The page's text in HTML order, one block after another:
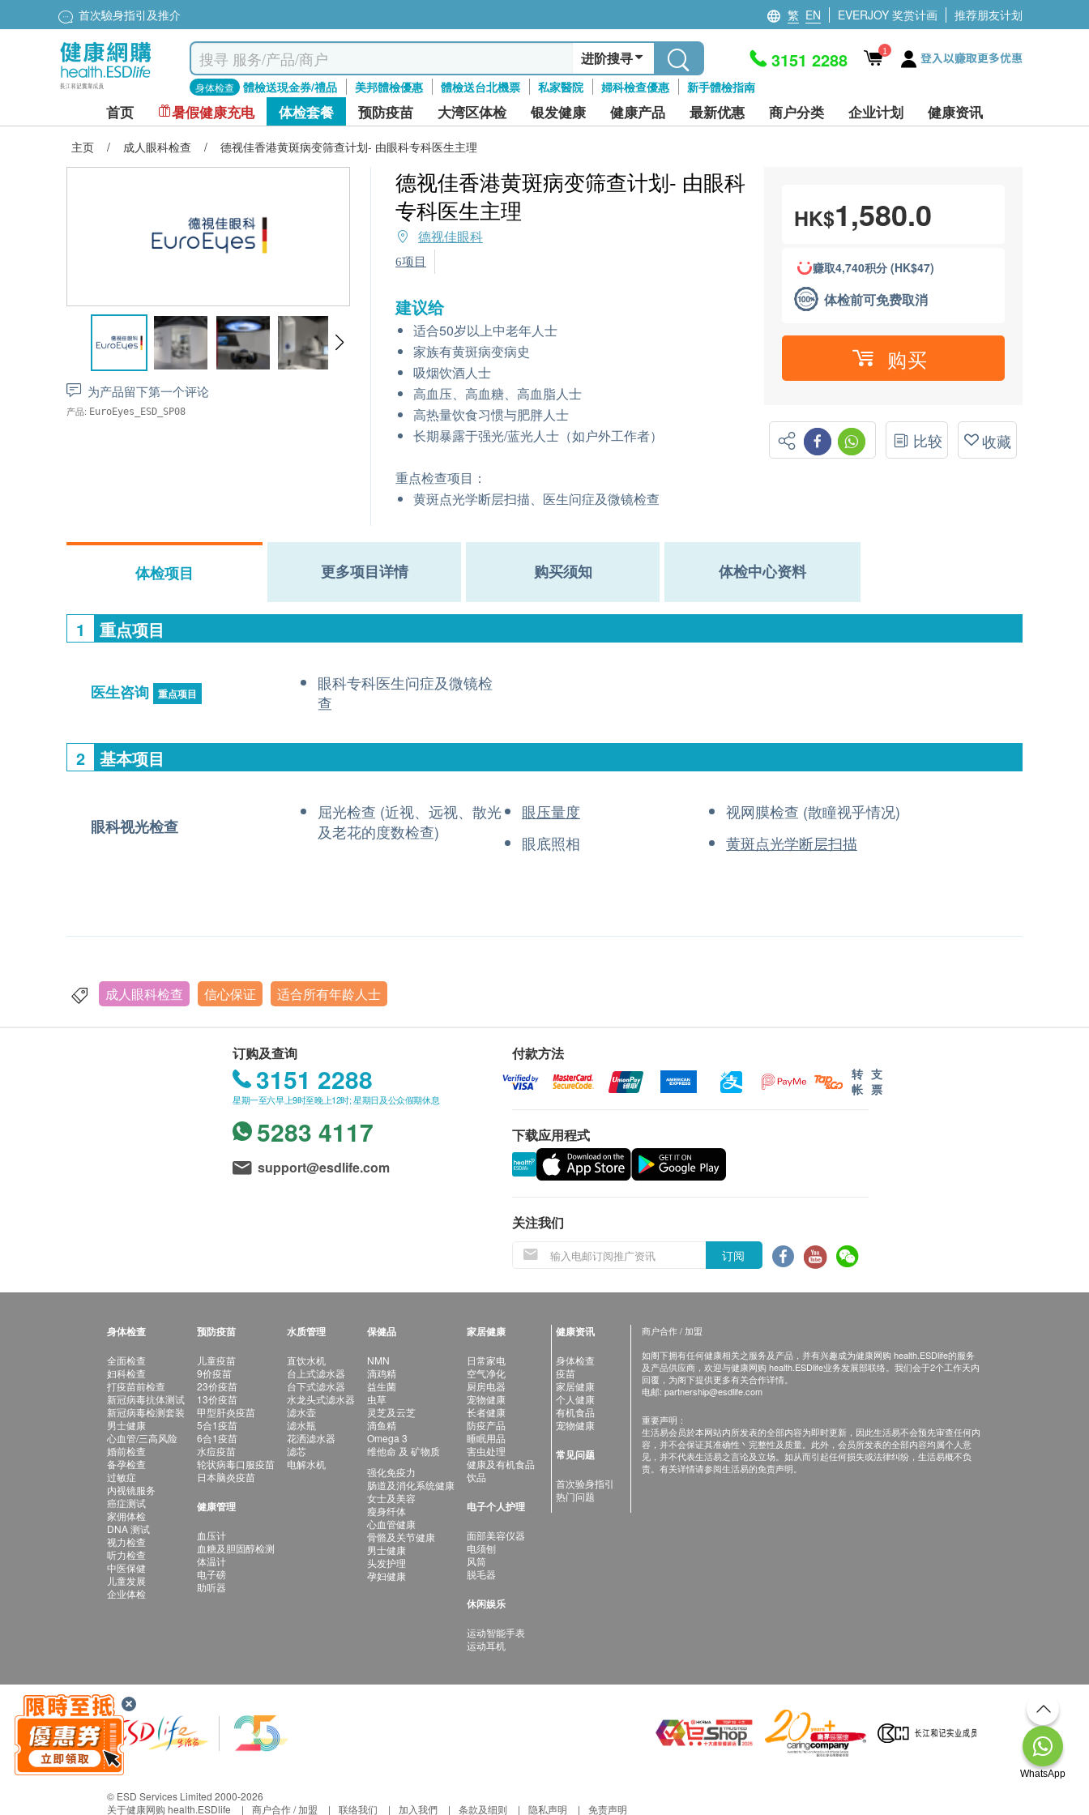
首次驗身指引及推介 繁 EN EVERJOY 奖赏计画 推荐朋友计划
进阶搜寻
身体检查 體檢送現金券/禮品 美邦體檢優惠 體檢送台北機票 私家醫院 婦科檢查優惠 新手體檢指南
3151 2288 1 登入以赚取更多优惠
首页 暑假健康充电 体检套餐 预防疫苗 大湾区体检 银发健康 健康产品 最新优惠 商户分类 企业计划 健康资讯
主页 / 成人眼科检查 / 德视佳香港黄斑病变筛查计划- 由眼科专科医生主理
为产品留下第一个评论
产品: EuroEyes_ESD_SP08
德视佳香港黄斑病变筛查计划- 由眼科
专科医生主理
德视佳眼科
6项目
建议给
适合50岁以上中老年人士
家族有黄斑病变病史
吸烟饮酒人士
高血压、高血糖、高血脂人士
高热量饮食习惯与肥胖人士
长期暴露于强光/蓝光人士（如户外工作者）
重点检查项目：
黄斑点光学断层扫描、医生问症及微镜检查
HK$1,580.0
赚取4,740积分 (HK$47)
体检前可免费取消
购买
比较 收藏
体检项目 更多项目详情 购买须知 体检中心资料
1 重点项目
医生咨询 重点项目
眼科专科医生问症及微镜检
查
2 基本项目
眼科视光检查
屈光检查 (近视、远视、散光
及老花的度数检查)
眼压量度
视网膜检查 (散瞳视乎情况)
眼底照相
黄斑点光学断层扫描
成人眼科检查 信心保证 适合所有年龄人士
订购及查询
3151 2288
星期一至六早上9时至晚上12时; 星期日及公众假期休息
5283 4117
support@esdlife.com
付款方法
转
帐
支
票
下载应用程式
关注我们
订阅
身体检查
全面检查
妇科检查
打疫苗前检查
新冠病毒抗体测试
新冠病毒检测套装
男士健康
心血管/三高风险
婚前检查
备孕检查
过敏症
内视镜服务
癌症测试
家佣体检
DNA 测试
视力检查
听力检查
中医保健
儿童发展
企业体检
预防疫苗
儿童疫苗
9价疫苗
23价疫苗
13价疫苗
甲型肝炎疫苗
5合1疫苗
6合1疫苗
水痘疫苗
轮状病毒口服疫苗
日本脑炎疫苗
健康管理
血压计
血糖及胆固醇检测
体温计
电子磅
助听器
水质管理
直饮水机
台上式滤水器
台下式滤水器
水龙头式滤水器
滤水壶
滤水瓶
花洒滤水器
滤芯
电解水机
保健品
NMN
滴鸡精
益生菌
虫草
灵芝及云芝
滴鱼精
Omega 3
维他命 及 矿物质
强化免疫力
肠道及消化系统健康
女士及美容
瘦身纤体
心血管健康
骨骼及关节健康
男士健康
头发护理
孕妇健康
家居健康
日常家电
空气净化
厨房电器
宠物健康
长者健康
防疫产品
睡眠用品
害虫处理
健康及有机食品
饮品
电子个人护理
面部美容仪器
电须刨
风筒
脱毛器
休闲娱乐
运动智能手表
运动耳机
健康资讯
身体检查
疫苗
家居健康
个人健康
有机食品
宠物健康
常见问题
首次验身指引
热门问题
商户合作 / 加盟
如阁下拥有任何健康相关之服务及产品，并有兴趣成为健康网购 health.ESDlife的服务
及产品供应商，欢迎与健康网购 health.ESDlife业务发展部联络。我们会于2个工作天内
回覆，为阁下提供更多有关合作详情。
电邮: partnership@esdlife.com
重要声明：
生活易会员於本网站内所发表的全部内容为即时更新，因此生活易不会预先审查任何内
容，并不会保证其准确性丶完整性及质量。此外，会员所发表的全部内容均属个人意
见，并不代表生活易之言论及立场。如从而引起任何损失或法律纠纷，生活易概不负
责。有关详情请参阅生活易的免责声明。
© ESD Services Limited 2000-2026
关于健康网购 health.ESDlife
商户合作 / 加盟 联络我们 加入我們 条款及细则 隐私声明 免责声明
WhatsApp